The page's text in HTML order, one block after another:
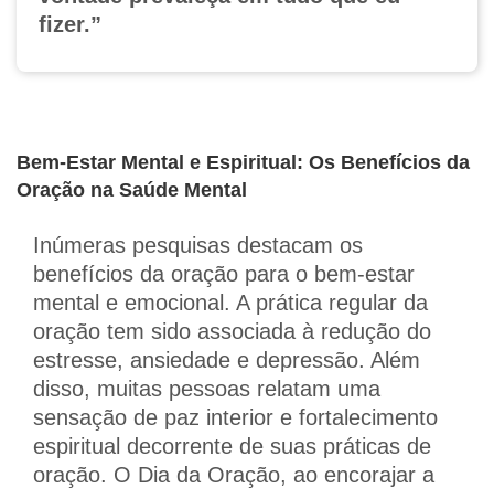
fizer.”
Bem-Estar Mental e Espiritual: Os Benefícios da
Oração na Saúde Mental
Inúmeras pesquisas destacam os
benefícios da oração para o bem-estar
mental e emocional. A prática regular da
oração tem sido associada à redução do
estresse, ansiedade e depressão. Além
disso, muitas pessoas relatam uma
sensação de paz interior e fortalecimento
espiritual decorrente de suas práticas de
oração. O Dia da Oração, ao encorajar a